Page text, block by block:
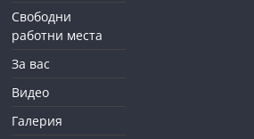
Свободни
работни места
За вас
Видео
Галерия